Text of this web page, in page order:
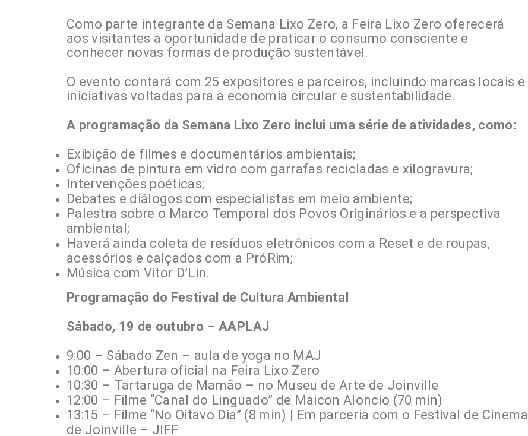
Como parte integrante da Semana Lixo Zero, a Feira Lixo Zero oferecerá
aos visitantes a oportunidade de praticar o consumo consciente e
conhecer novas formas de produção sustentável.
O evento contará com 25 expositores e parceiros, incluindo marcas locais e
iniciativas voltadas para a economia circular e sustentabilidade.
A programação da Semana Lixo Zero inclui uma série de atividades, como:
Exibição de filmes e documentários ambientais;
Oficinas de pintura em vidro com garrafas recicladas e xilogravura;
Intervenções poéticas;
Debates e diálogos com especialistas em meio ambiente;
Palestra sobre o Marco Temporal dos Povos Originários e a perspectiva
ambiental;
Haverá ainda coleta de resíduos eletrônicos com a Reset e de roupas,
acessórios e calçados com a PróRim;
Música com Vitor D’Lin.
Programação do Festival de Cultura Ambiental
Sábado, 19 de outubro – AAPLAJ
9:00 – Sábado Zen – aula de yoga no MAJ
10:00 – Abertura oficial na Feira Lixo Zero
10:30 – Tartaruga de Mamão – no Museu de Arte de Joinville
12:00 – Filme “Canal do Linguado” de Maicon Aloncio (70 min)
13:15 – Filme “No Oitavo Dia” (8 min) |
Em parceria com o Festival de Cinema
de Joinville – JIFF